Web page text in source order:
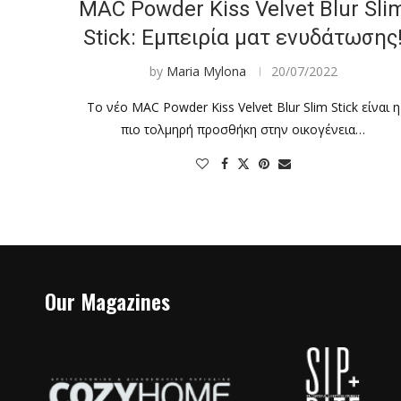
MAC Powder Kiss Velvet Blur
Stick: Εμπειρία ματ
by Maria Mylona 20/07/2022
Το νέο MAC Powder Kiss Velvet Blur Slim Stick είναι η
πιο τολμηρή προσθήκη στην οικογένεια…
Our Magazines